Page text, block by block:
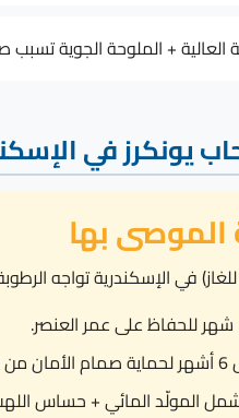
العالية + الملوحة الجوية
يونكرز في
الموصى بها
المولّد المائي + حساس